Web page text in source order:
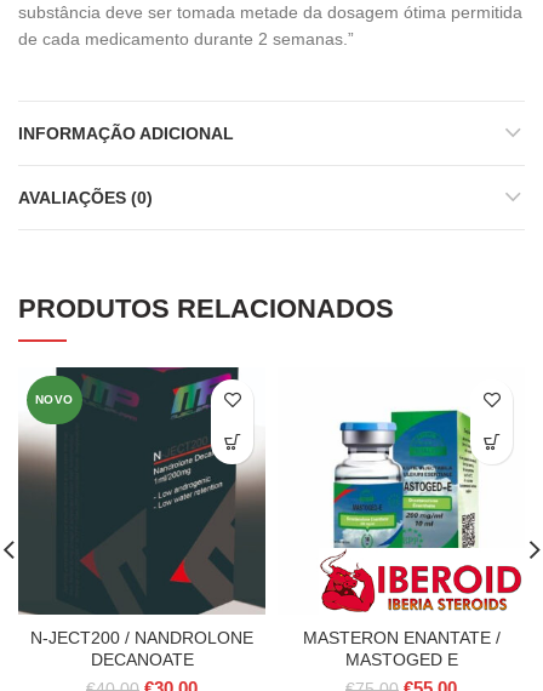
substância deve ser tomada metade da dosagem ótima permitida
de cada medicamento durante 2 semanas.”
INFORMAÇÃO ADICIONAL
AVALIAÇÕES (0)
PRODUTOS RELACIONADOS
NOVO
N-JECT200 / NANDROLONE
DECANOATE
O O
MASTERON ENANTATE /
MASTOGED E
O O